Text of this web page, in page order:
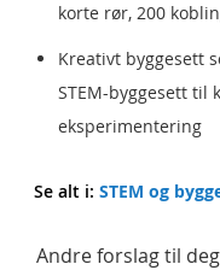
korte rør, 200
Kreativt byggesett
STEM-byggesett til
eksperimentering
Se alt i:STEM og
Andre forslag til